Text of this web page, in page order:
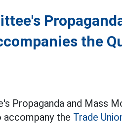
the
Propaganda and Mass
the Trade